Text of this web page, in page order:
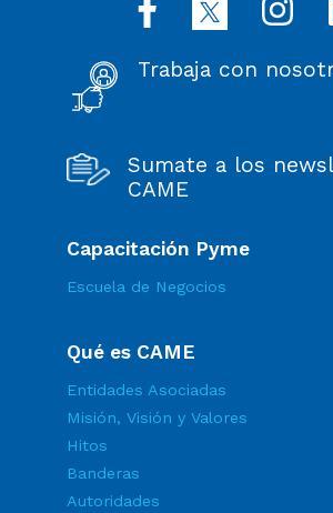
Trabaja con
Sumate a los
CAME
Capacitación Pyme
Escuela de Negocios
Qué es CAME
Entidades Asociadas
Misión, Visión y Valores
Hitos
Banderas
Autoridades